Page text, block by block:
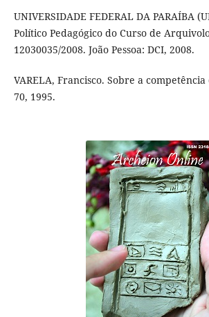
UNIVERSIDADE FEDERAL DA PARAÍBA
Político Pedagógico do Curso de
12030035/2008. João Pessoa: DCI, 2008.
VARELA, Francisco. Sobre a
70, 1995.